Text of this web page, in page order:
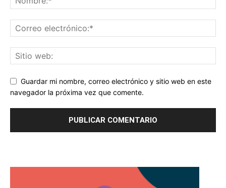
Guardar mi nombre, correo electrónico y sitio web en este
navegador la próxima vez que comente.